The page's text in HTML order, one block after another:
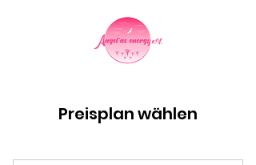
Preisplan wählen